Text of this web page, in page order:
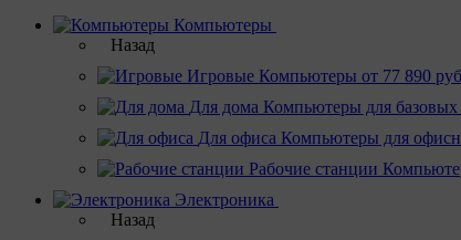
Компьютеры
Назад
Игровые Компьютеры от 77 890
Для дома Компьютеры для базовых
Для офиса Компьютеры для
Рабочие станции
Электроника
Назад